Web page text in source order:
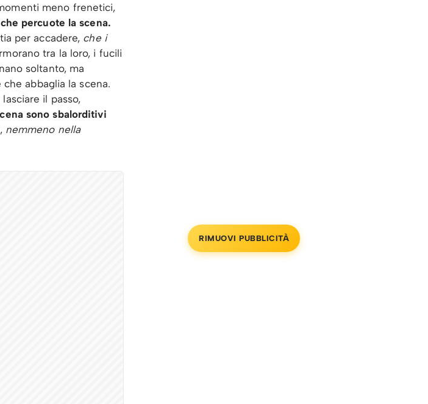
meno frenetici,
percuote la scena.
per accadere, che i
tra la loro, i fucili
soltanto, ma
abbaglia la scena.
il passo,
sono sbalorditivi
nemmeno nella
RIMUOVI PUBBLICITÀ